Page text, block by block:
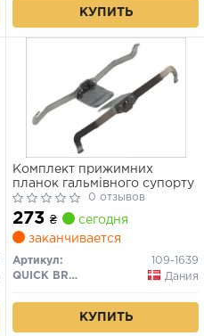
КУПИТЬ
Комплект прижимних
планок гальмівного супорту
0 отзывов
273 ₴
сегодня
заканчивается
Артикул:
109-1639
QUICK BRAKE
Дания
КУПИТЬ